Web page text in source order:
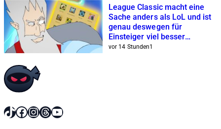
League Classic macht eine
Sache anders als LoL und ist
genau deswegen für
Einsteiger viel besser
geeignet
vor 14 Stunden1
TikTok
Facebook
Instagram
Threads
YouTube